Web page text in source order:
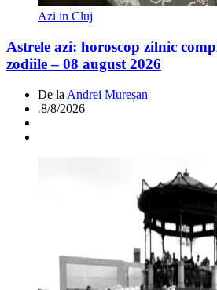
Azi in Cluj
Astrele azi: horoscop zilnic
zodiile – 08 august 2026
De la Andrei Mureșan
.8/8/2026